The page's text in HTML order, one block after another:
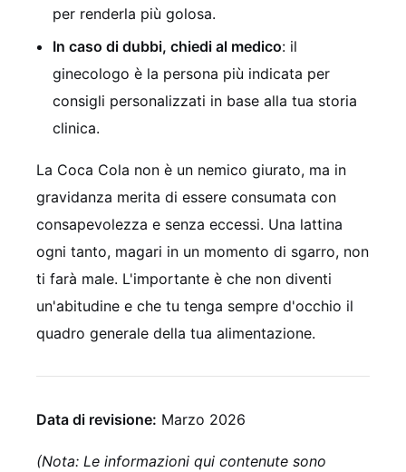
per renderla più golosa.
In caso di dubbi, chiedi al medico: il
ginecologo è la persona più indicata per
consigli personalizzati in base alla tua storia
clinica.
La Coca Cola non è un nemico giurato, ma in
gravidanza merita di essere consumata con
consapevolezza e senza eccessi. Una lattina
ogni tanto, magari in un momento di sgarro, non
ti farà male. L'importante è che non diventi
un'abitudine e che tu tenga sempre d'occhio il
quadro generale della tua alimentazione.
Data di revisione: Marzo 2026
(Nota: Le informazioni qui contenute sono